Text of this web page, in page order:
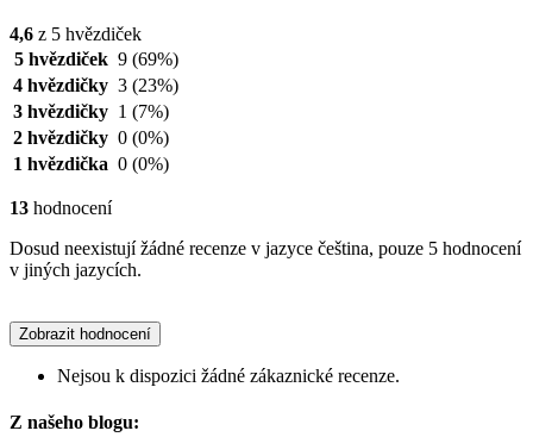
4,6 z 5 hvězdiček
5 hvězdiček 9 (69%)
4 hvězdičky 3 (23%)
3 hvězdičky 1 (7%)
2 hvězdičky 0 (0%)
1 hvězdička 0 (0%)
13 hodnocení
Dosud neexistují žádné recenze v jazyce čeština, pouze 5 hodnocení
v jiných jazycích.
Zobrazit hodnocení
Nejsou k dispozici žádné zákaznické recenze.
Z našeho blogu: